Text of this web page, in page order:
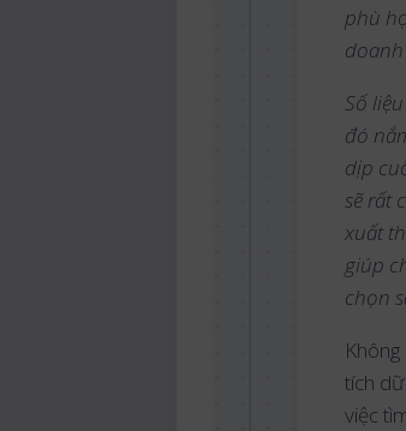
phù
Số
đó
dịp
sẽ rất
xuất
giúp
chọn
tích
việc